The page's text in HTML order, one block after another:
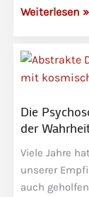
Energetische
Wege
und
der
Neuen
Zeit
Weiterlesen »
Die
der
Viele Jahre
unserer
auch